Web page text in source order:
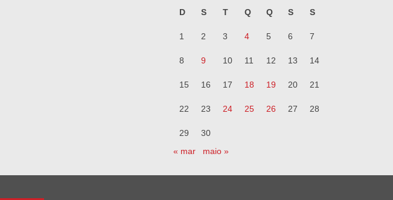
D
S T Q Q S S
1 2 3 4 5 6 7
8 9 10 11 12 13 14
15 16 17 18 19 20 21
22 23 24 25 26 27 28
29
30
« mar
maio »